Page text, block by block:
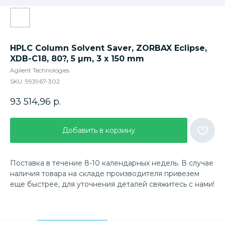
HPLC Column Solvent Saver, ZORBAX Eclipse,
XDB-C18, 80?, 5 µm, 3 x 150 mm
Agilent Technologies
SKU: 993967-302
93 514,96 р.
Добавить в корзину
Поставка в течение 8-10 календарных недель. В случае
наличия товара на складе производителя привезем
еще быстрее, для уточнения деталей свяжитесь с нами!